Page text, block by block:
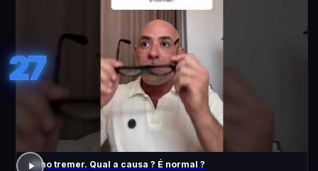
27
Olho tremer. Qual a causa ? É normal ?